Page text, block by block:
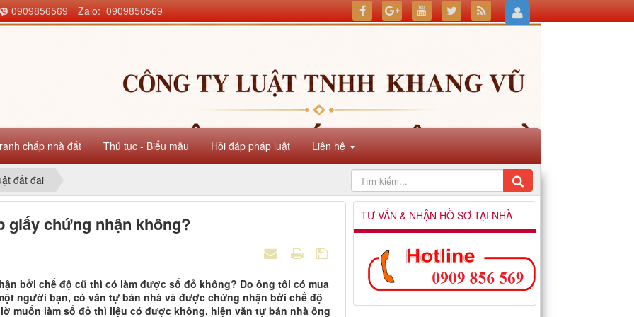
chấp nhà đất Thủ tục - Biểu mẫu Hỏi đáp pháp luật Liên hệ
0909856569 Zalo: 0909856569
đất đai
giấy chứng nhận không?
bởi chế độ cũ thì có làm được sổ đỏ không? Do ông tôi có mua
người bạn, có văn tự bán nhà và được chứng nhận bởi chế độ
muốn làm sổ đỏ thì liệu có được không, hiện văn tự bán nhà ông
TƯ VẤN & NHẬN HỒ SƠ TẠI NHÀ